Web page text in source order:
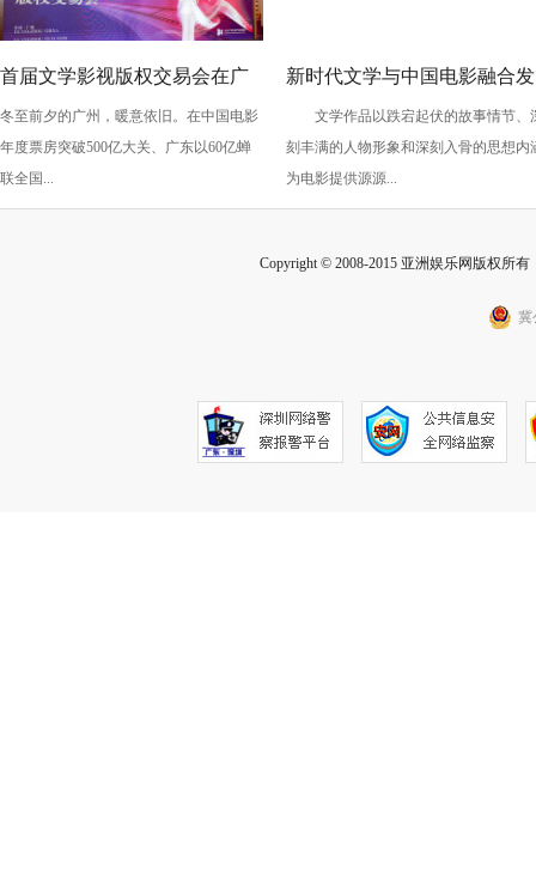
首届文学影视版权交易会在广
州成功举办 发布IP价值评估报
告，多项合作协议现场签署
冬至前夕的广州，暖意依旧。在中国电影
年度票房突破500亿大关、广东以60亿蝉
联全国...
新时代文学与中国电影融合发
展高峰对话召开 文学界电影
大咖共话新时代文学与 中国
文学作品以跌宕起伏的故事情节、
刻丰满的人物形象和深刻入骨的思想内
为电影提供源源...
Copyright © 2008-2015 亚洲娱乐网版权所
冀